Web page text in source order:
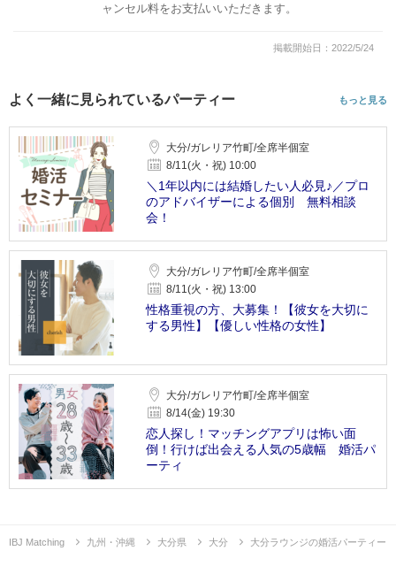
ャンセル料をお支払いいただきます。
掲載開始日：2022/5/24
よく一緒に見られているパーティー もっと見る
大分/ガレリア竹町/全席半個室
8/11(火・祝) 10:00
＼1年以内には結婚したい人必見♪／プロ
のアドバイザーによる個別 無料相談
会！
大分/ガレリア竹町/全席半個室
8/11(火・祝) 13:00
性格重視の方、大募集！【彼女を大切に
する男性】【優しい性格の女性】
大分/ガレリア竹町/全席半個室
8/14(金) 19:30
恋人探し！マッチングアプリは怖い面
倒！行けば出会える人気の5歳幅 婚活パ
ーティ
IBJ Matching 九州・沖縄 大分県 大分 大分ラウンジの婚活パーティー